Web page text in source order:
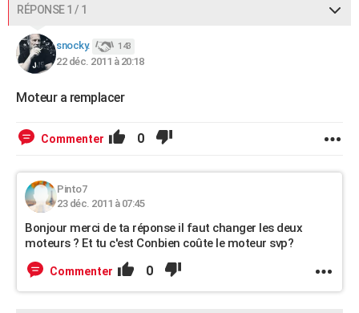
S'inscrire
Se connecter
Lycées
Collèges
Primaires
Universités
Entreprises
Service militaire
Avis de recherche
AVIS DE DÉCÈS
RÉPONSE 1 / 1
snocky. 143
22 déc. 2011 à 20:18
Moteur a remplacer
Commenter 0
Pinto7
23 déc. 2011 à 07:45
Bonjour merci de ta réponse il faut changer les deux
moteurs ? Et tu c'est Conbien coûte le moteur svp?
Commenter 0